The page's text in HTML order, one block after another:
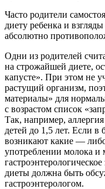
Часто родители
диету ребенка и
абсолютно
Одни из родителей
на строжайшей диете,
капусте». При этом не
растущий организм,
материалы» для
с возрастом список
Так, например,
детей до 1,5 лет. Если в
возникают какие —
употреблении молока и
диеты должна быть
гастроэнтерологом.